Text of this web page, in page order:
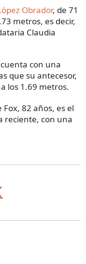
Obrador, de 71
metros, es decir,
Claudia
con una
que su antecesor,
los 1.69 metros.
82 años, es el
reciente, con una